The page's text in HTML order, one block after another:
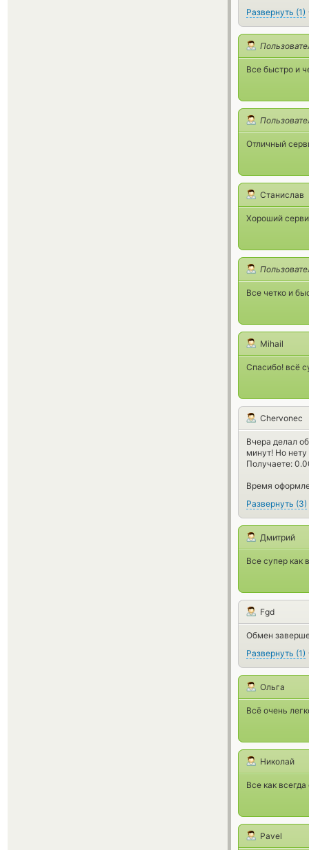
Развернуть (1)
Все быстро и
Отличный
Станислав
Хороший
Все четко и
Mihail
Спасибо! всё
Chervonec
Вчера делал
минут! Но
Получаете:
Время
Развернуть (3)
Дмитрий
Все супер как
Fgd
Обмен
Развернуть (1)
Ольга
Всё очень
Николай
Все как всегда
Pavel